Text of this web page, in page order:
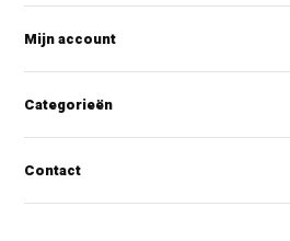
Mijn account
Categorieën
Contact